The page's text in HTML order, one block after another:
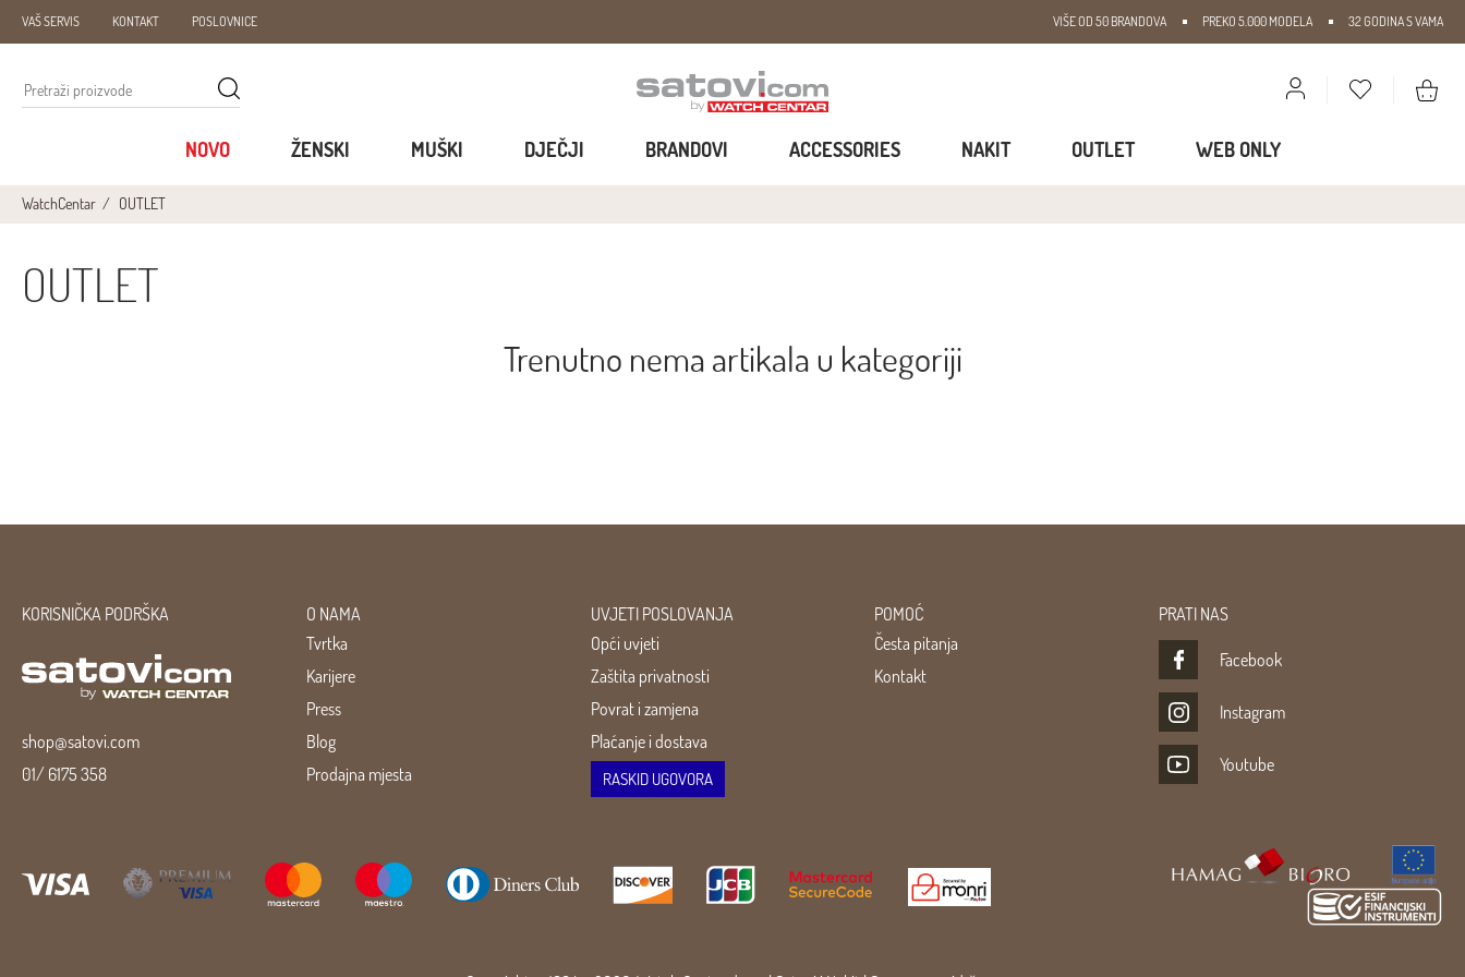
VAŠ SERVIS KONTAKT POSLOVNICE VIŠE OD 50 BRANDOVA PREKO 5.000 MODELA 32 GODINA S VAMA
NOVO ŽENSKI MUŠKI DJEČJI BRANDOVI ACCESSORIES NAKIT OUTLET WEB ONLY
WatchCentar OUTLET
OUTLET
Trenutno nema artikala u kategoriji
KORISNIČKA PODRŠKA
shop@satovi.com
01/ 6175 358
O NAMA
Tvrtka
Karijere
Press
Blog
Prodajna mjesta
UVJETI POSLOVANJA
Opći uvjeti
Zaštita privatnosti
Povrat i zamjena
Plaćanje i dostava
RASKID UGOVORA
POMOĆ
Česta pitanja
Kontakt
PRATI NAS
Facebook
Instagram
Youtube